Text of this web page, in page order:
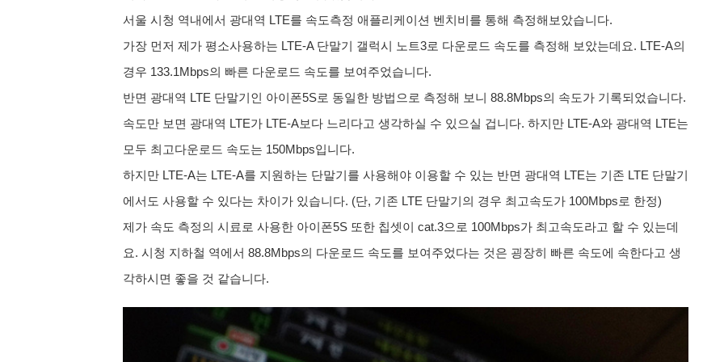
서울 시청 역내에서 광대역 LTE를 속도측정 애플리케이션 벤치비를 통해 측정해보았습니다.
가장 먼저 제가 평소사용하는 LTE-A 단말기 갤럭시 노트3로 다운로드 속도를 측정해 보았는데요. LTE-A의
경우 133.1Mbps의 빠른 다운로드 속도를 보여주었습니다.
반면 광대역 LTE 단말기인 아이폰5S로 동일한 방법으로 측정해 보니 88.8Mbps의 속도가 기록되었습니다.
속도만 보면 광대역 LTE가 LTE-A보다 느리다고 생각하실 수 있으실 겁니다. 하지만 LTE-A와 광대역 LTE는
모두 최고다운로드 속도는 150Mbps입니다.
하지만 LTE-A는 LTE-A를 지원하는 단말기를 사용해야 이용할 수 있는 반면 광대역 LTE는 기존 LTE 단말기
에서도 사용할 수 있다는 차이가 있습니다. (단, 기존 LTE 단말기의 경우 최고속도가 100Mbps로 한정)
제가 속도 측정의 시료로 사용한 아이폰5S 또한 칩셋이 cat.3으로 100Mbps가 최고속도라고 할 수 있는데
요. 시청 지하철 역에서 88.8Mbps의 다운로드 속도를 보여주었다는 것은 굉장히 빠른 속도에 속한다고 생
각하시면 좋을 것 같습니다.